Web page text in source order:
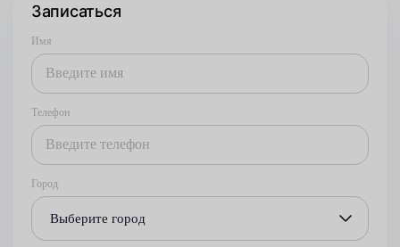
Записаться
Имя
Телефон
Город
Выберите город